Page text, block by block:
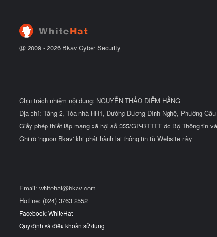
u
@ 2009 - 2026 Bkav Cyber Security
Chịu trách nhiệm nội dung: NGUYỄN THẢO DIỄM HẰNG
Địa chỉ: Tầng 2, Tòa nhà HH1, Đường Dương Đình Nghệ, Phường
Giấy phép thiết lập mạng xã hội số 355/GP-BTTTT do Bộ Thông tin
Ghi rõ 'nguồn Bkav' khi phát hành lại thông tin từ Website này
Email: whitehat@bkav.com
Hotline: (024) 3763 2552
Facebook: WhiteHat
Quy định và điều khoản sử dụng